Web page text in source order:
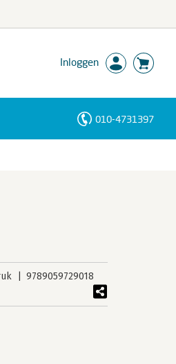
Inloggen
010-4731397
9789059729018